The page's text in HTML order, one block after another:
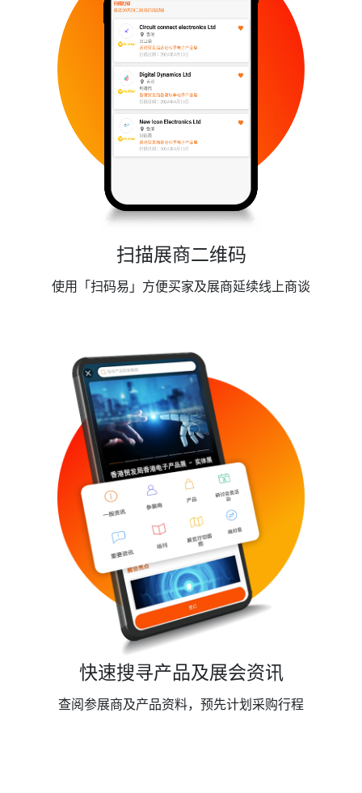
扫描展商二维码
使用「扫码易」方便买家及展商延续线上商谈
快速搜寻产品及展会资讯
查阅参展商及产品资料，预先计划采购行程